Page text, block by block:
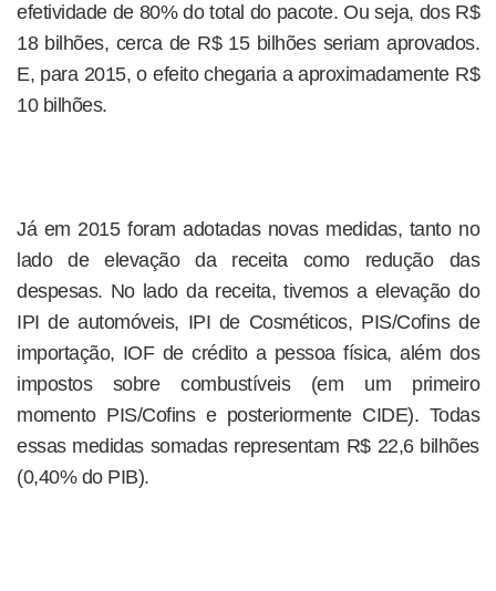
efetividade de 80% do total do pacote. Ou seja, dos R$
18 bilhões, cerca de R$ 15 bilhões seriam aprovados.
E, para 2015, o efeito chegaria a aproximadamente R$
10 bilhões.
Já em 2015 foram adotadas novas medidas, tanto no
lado de elevação da receita como redução das
despesas. No lado da receita, tivemos a elevação do
IPI de automóveis, IPI de Cosméticos, PIS/Cofins de
importação, IOF de crédito a pessoa física, além dos
impostos sobre combustíveis (em um primeiro
momento PIS/Cofins e posteriormente CIDE). Todas
essas medidas somadas representam R$ 22,6 bilhões
(0,40% do PIB).